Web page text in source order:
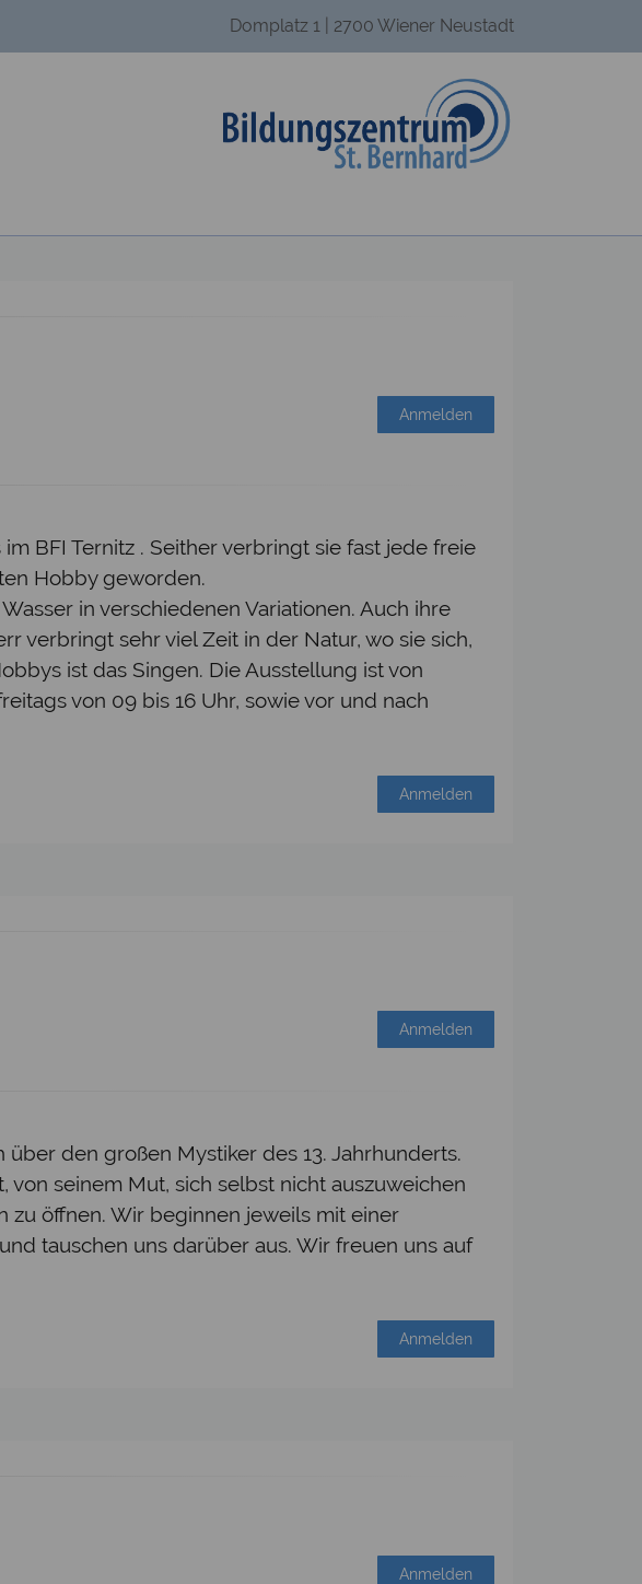
Domplatz 1 | 2700 Wiener Neustadt
Anmelden
BFI Ternitz . Seither verbringt sie fast jede freie
Hobby geworden.
in verschiedenen Variationen. Auch ihre
verbringt sehr viel Zeit in der Natur, wo sie sich,
ist das Singen. Die Ausstellung ist von
von 09 bis 16 Uhr, sowie vor und nach
Anmelden
Anmelden
den großen Mystiker des 13. Jahrhunderts.
von seinem Mut, sich selbst nicht auszuweichen
zu öffnen. Wir beginnen jeweils mit einer
tauschen uns darüber aus. Wir freuen uns auf
Anmelden
Anmelden